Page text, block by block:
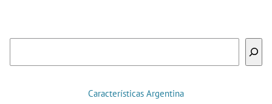
Características Argentina